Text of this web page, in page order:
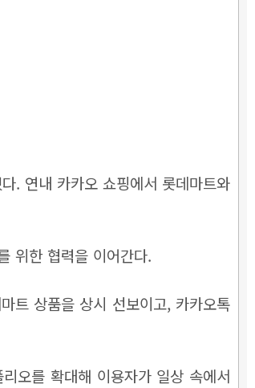
. 연내 카카오 쇼핑에서 롯데마트와
위한 협력을 이어간다.
트 상품을 상시 선보이고, 카카오톡
오를 확대해 이용자가 일상 속에서